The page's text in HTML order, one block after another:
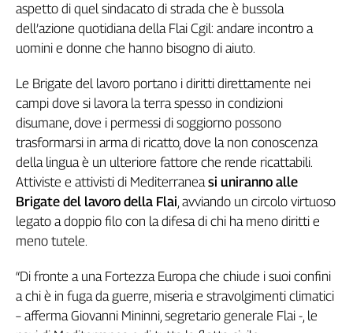
Collettiva
Play
Rubriche
Collettiva
Talk
La
settimana
Collettiva
Sassolino
Linea
Economica
It
Easy
aspetto di quel sindacato di strada che è bussola
dell’azione quotidiana della Flai Cgil: andare incontro a
uomini e donne che hanno bisogno di aiuto.
Le Brigate del lavoro portano i diritti direttamente nei
campi dove si lavora la terra spesso in condizioni
disumane, dove i permessi di soggiorno possono
trasformarsi in arma di ricatto, dove la non conoscenza
della lingua è un ulteriore fattore che rende ricattabili.
Attiviste e attivisti di Mediterraneasi uniranno alle
Brigate del lavoro della Flai, avviando un circolo virtuoso
legato a doppio filo con la difesa di chi ha meno diritti e
meno tutele.
“Di fronte a una Fortezza Europa che chiude i suoi confini
a chi è in fuga da guerre, miseria e stravolgimenti climatici
– afferma Giovanni Mininni, segretario generale Flai -, le